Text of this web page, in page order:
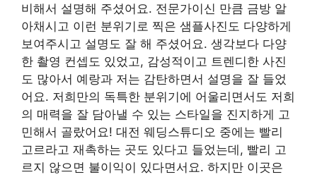
비해서 설명해 주셨어요. 전문가이신 만큼 금방 알
아채시고 이런 분위기로 찍은 샘플사진도 다양하게
보여주시고 설명도 잘 해 주셨어요. 생각보다 다양
한 촬영 컨셉도 있었고, 감성적이고 트렌디한 사진
도 많아서 예랑과 저는 감탄하면서 설명을 잘 들었
어요. 저희만의 독특한 분위기에 어울리면서도 저희
의 매력을 잘 담아낼 수 있는 스타일을 진지하게 고
민해서 골랐어요! 대전 웨딩스튜디오 중에는 빨리
고르라고 재촉하는 곳도 있다고 들었는데, 빨리 고
르지 않으면 불이익이 있다면서요. 하지만 이곳은